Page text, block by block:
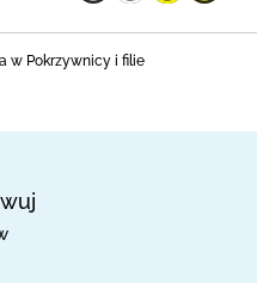
w Pokrzywnicy i filie